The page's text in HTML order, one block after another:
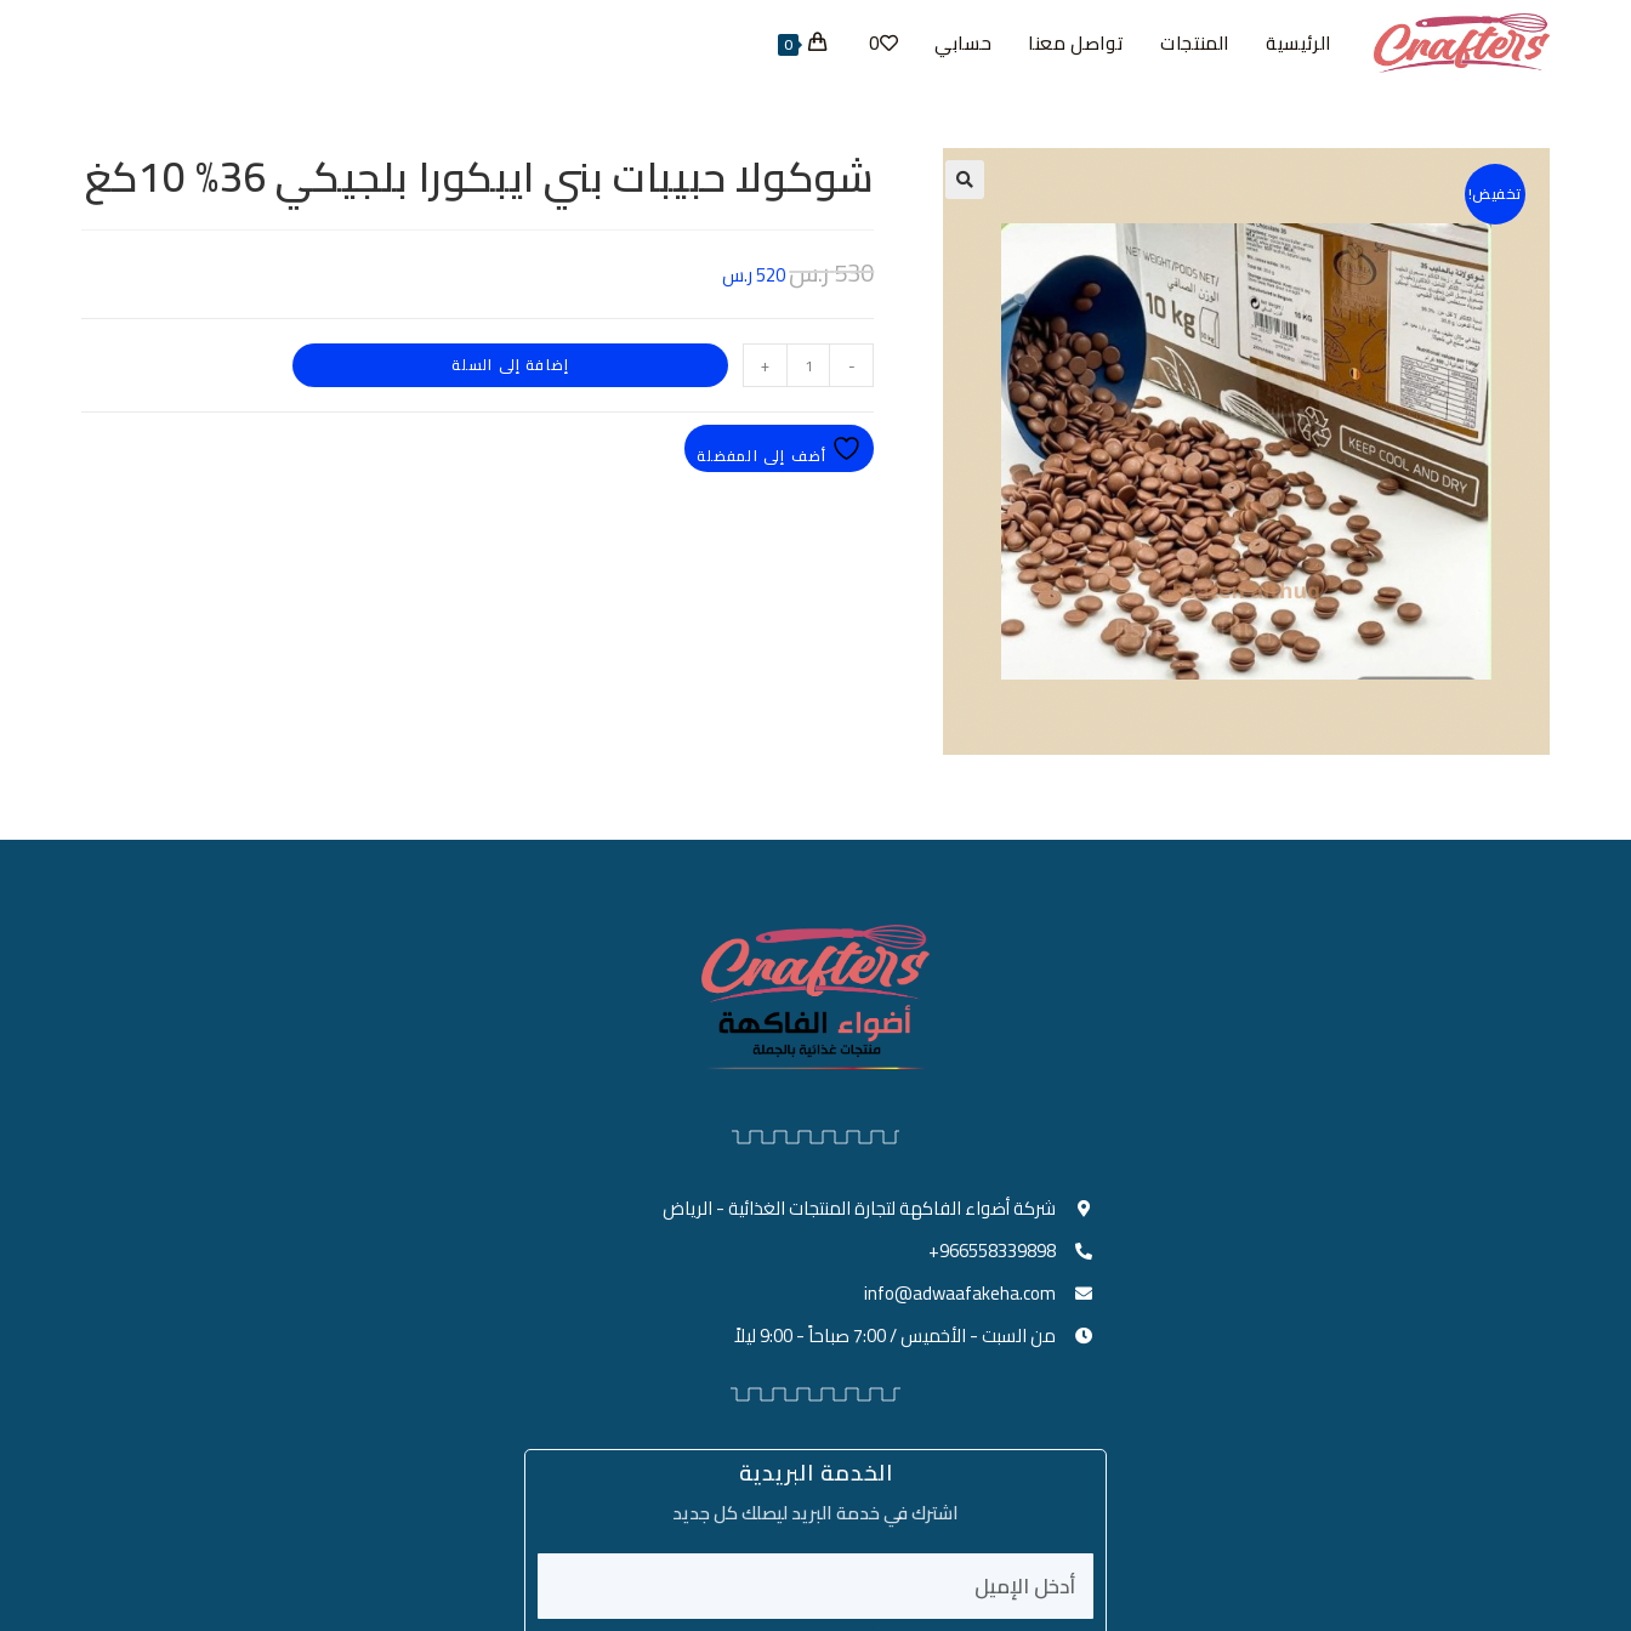
الرئيسية المنتجات تواصل معنا حسابي 0
0
تخفيض! شوكولا حبيبات بني ايبكورا بلجيكي 36% 10كغ
530ر.س520ر.س
-
+ إضافة إلى السلة
أضف إلى المفضلة
شركة أضواء الفاكهة لتجارة المنتجات الغذائية - الرياض
966558339898+
info@adwaafakeha.com
من السبت - الأخميس / 7:00 صباحاً - 9:00 ليلاً
الخدمة البريدية
اشترك في خدمة البريد ليصلك كل جديد